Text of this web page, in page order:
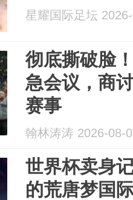
星耀国际足坛
彻底撕破脸
急会议，商
赛事
翰林涛涛 2026-08-
世界杯卖身
的荒唐梦国